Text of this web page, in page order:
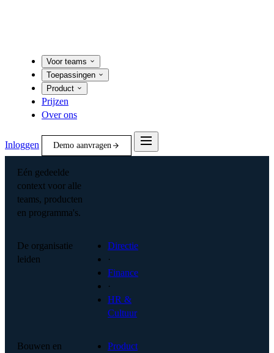
Voor teams
Toepassingen
Product
Prijzen
Over ons
Inloggen Demo aanvragen
Eén gedeelde
context voor alle
teams, producten
en programma's.
De organisatie
leiden
Directie
·
Finance
·
HR &
Cultuur
Bouwen en
Product